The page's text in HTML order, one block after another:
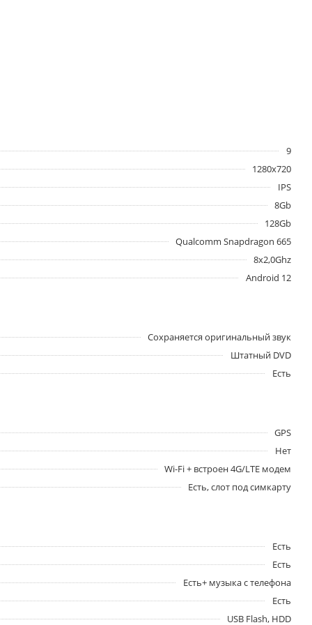
9
1280х720
IPS
8Gb
128Gb
Qualcomm Snapdragon 665
8x2,0Ghz
Android 12
Сохраняется оригинальный звук
Штатный DVD
Есть
GPS
Нет
Wi-Fi + встроен 4G/LTE модем
Есть, слот под симкарту
Есть
Есть
Есть+ музыка с телефона
Есть
USB Flash, HDD